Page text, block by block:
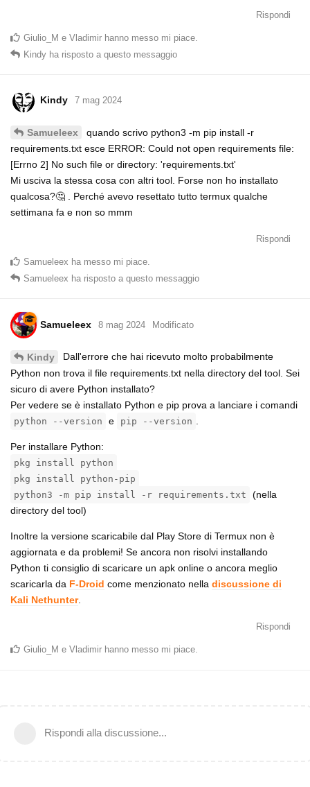
Rispondi
Giulio_M e Vladimir hanno messo mi piace
Kindy ha risposto a questo messaggio
Kindy 7 mag 2024
Samueleex
quando scrivo python3 -m pip install -r
requirements.txt esce ERROR: Could not open requirements file:
[Errno 2] No such file or directory: 'requirements.txt'
Mi usciva la stessa cosa con altri tool. Forse non ho installato
qualcosa?🤔 . Perché avevo resettato tutto termux qualche
settimana fa e non so mmm
Rispondi
Samueleex ha messo mi piace.
Samueleex ha risposto a questo messaggio
Samueleex 8 mag 2024 Modificato
Kindy
Dall'errore che hai ricevuto molto probabilmente
Python non trova il file requirements.txt nella directory del tool. Sei
sicuro di avere Python installato?
Per vedere se è installato Python e pip prova a lanciare i comandi
python --version e pip --version
Per installare Python:
pkg install python
pkg install python-pip
python3 -m pip install -r requirements.txt
(nella
directory del tool)
Inoltre la versione scaricabile dal Play Store di Termux non è
aggiornata e da problemi! Se ancora non risolvi installando
Python ti consiglio di scaricare un apk online o ancora meglio
scaricarla da F-Droid come menzionato nella discussione di
Kali Nethunter.
Rispondi
Giulio_M e Vladimir hanno messo mi piace.
Rispondi alla discussione...